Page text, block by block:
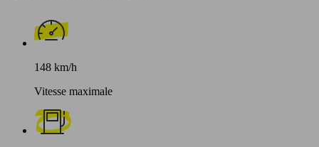
148 km/h
Vitesse maximale